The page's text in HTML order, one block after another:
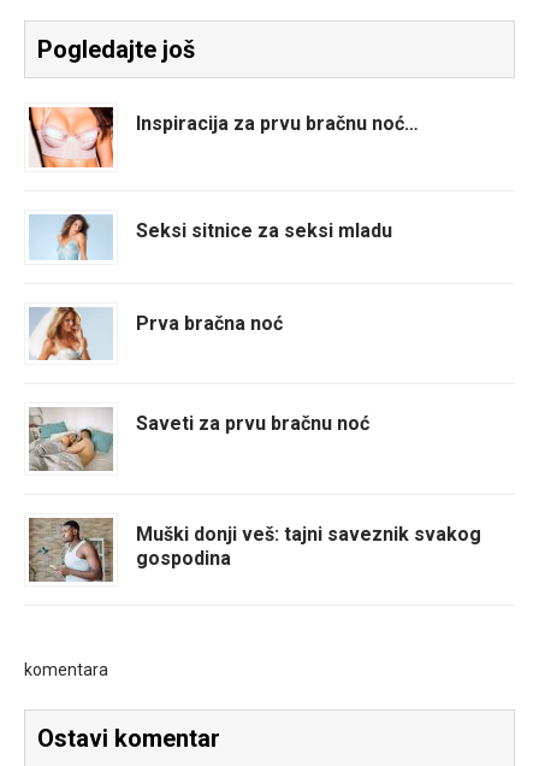
Pogledajte još
Inspiracija za prvu bračnu noć…
Seksi sitnice za seksi mladu
Prva bračna noć
Saveti za prvu bračnu noć
Muški donji veš: tajni saveznik svakog
gospodina
komentara
Ostavi komentar